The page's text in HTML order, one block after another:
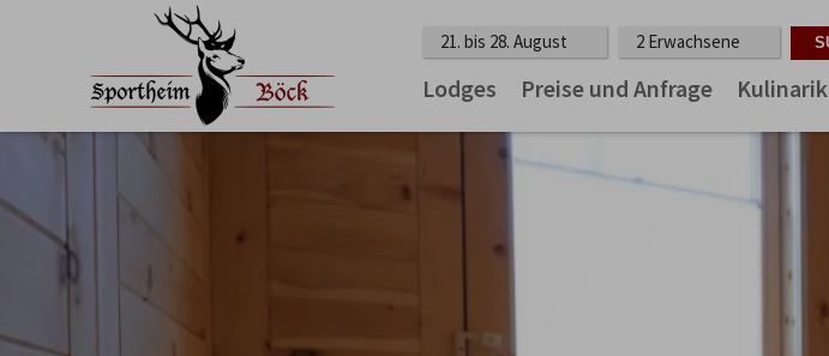
21. bis 28. August 2 Erwachsene
Lodges Preise und Anfrage Kulinarik